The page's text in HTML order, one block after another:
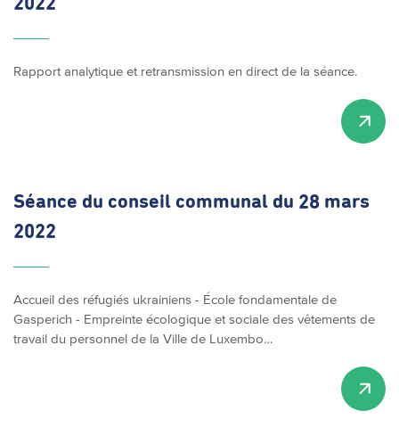
Rapport analytique et retransmission en direct de la séance.
Séance du conseil communal du 28 mars
2022
Accueil des réfugiés ukrainiens - École fondamentale de
Gasperich - Empreinte écologique et sociale des vêtements de
travail du personnel de la Ville de Luxembo…